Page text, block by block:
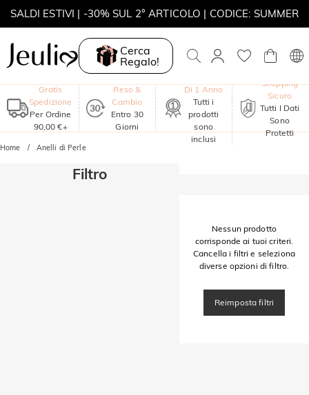
SALDI ESTIVI | -30% SUL 2° ARTICOLO | CODICE: SUMMER
MOVE MY WAY | ACQUISTA 3, COLLANA IN REGALO
Cerca
Regalo!
Gratis
Spedizione
Per Ordine
90,00 €+
Reso &
Cambio
Entro 30
Giorni
Di 1 Anno
Tutti i
prodotti
sono
inclusi
Shopping
Sicuro
Tutti I Dati
Sono
Protetti
Home Anelli di Perle
Filtro
Nessun prodotto
corrisponde ai tuoi criteri.
Cancella i filtri e seleziona
diverse opzioni di filtro.
Reimposta filtri